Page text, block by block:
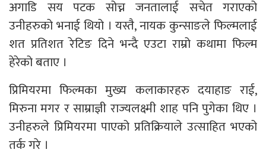
अगाडि सय पटक सोच्न जनतालाई सचेत गराएको
उनीहरुको भनाई थियो । यस्तै, नायक कुन्साङले फिल्मलाई
शत प्रतिशत रेटिङ दिने भन्दै एउटा राम्रो कथामा फिल्म
हेरेको बताए ।
प्रिमियरमा फिल्मका मुख्य कलाकारहरु दयाहाङ राई,
मिरुना मगर र साम्राज्ञी राज्यलक्ष्मी शाह पनि पुगेका थिए ।
उनीहरुले प्रिमियरमा पाएको प्रतिक्रियाले उत्साहित भएको
तर्क गरे ।